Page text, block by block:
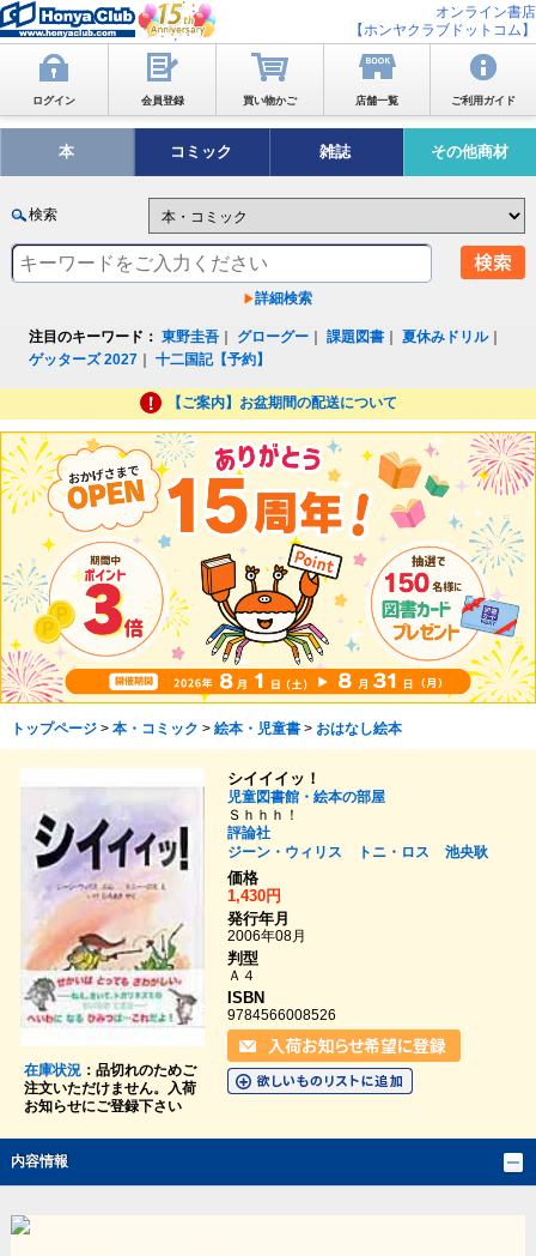
オンライン書店
【ホンヤクラブドットコム】
ログイン 会員登録 買い物かご 店舗一覧 ご利用ガイド
本 コミック 雑誌 その他商材
検索
詳細検索
注目のキーワード： 東野圭吾 グローグー ｜課題図書 ｜夏休みドリル｜
ゲッターズ 2027 ｜十二国記【予約】
【ご案内】お盆期間の配送について
トップページ> 本・コミック > 絵本・児童書> おはなし絵本
在庫状況：品切れのためご
注文いただけません。入荷
お知らせにご登録下さい
シイイイッ！
児童図書館・絵本の部屋
Ｓｈｈｈ！
評論社
ジーン・ウィリス
トニ・ロス
池央耿
価格
1,430円
発行年月
2006年08月
判型
Ａ４
ISBN
9784566008526
内容情報